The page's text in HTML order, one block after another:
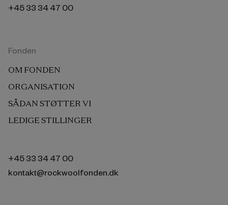
+45 33 34 47 00
Fonden
OM FONDEN
ORGANISATION
SÅDAN STØTTER VI
LEDIGE STILLINGER
+45 33 34 47 00
kontakt@rockwoolfonden.dk